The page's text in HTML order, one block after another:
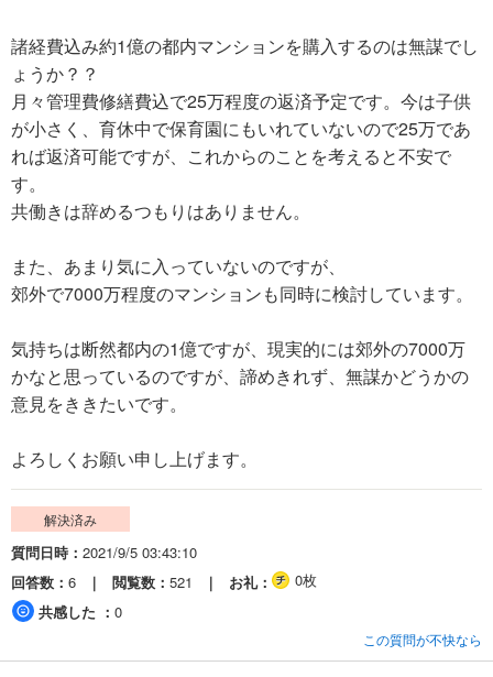
諸経費込み約1億の都内マンションを購入するのは無謀でし
ょうか？？
月々管理費修繕費込で25万程度の返済予定です。今は子供
が小さく、育休中で保育園にもいれていないので25万であ
れば返済可能ですが、これからのことを考えると不安で
す。
共働きは辞めるつもりはありません。
また、あまり気に入っていないのですが、
郊外で7000万程度のマンションも同時に検討しています。
気持ちは断然都内の1億ですが、現実的には郊外の7000万
かなと思っているのですが、諦めきれず、無謀かどうかの
意見をききたいです。
よろしくお願い申し上げます。
解決済み
質問日時
2021/9/5 03:43:10
回答数
6 閲覧数 521 お礼
0枚
共感した
0
この質問が不快なら